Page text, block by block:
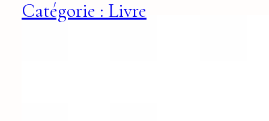
Catégorie : Livre